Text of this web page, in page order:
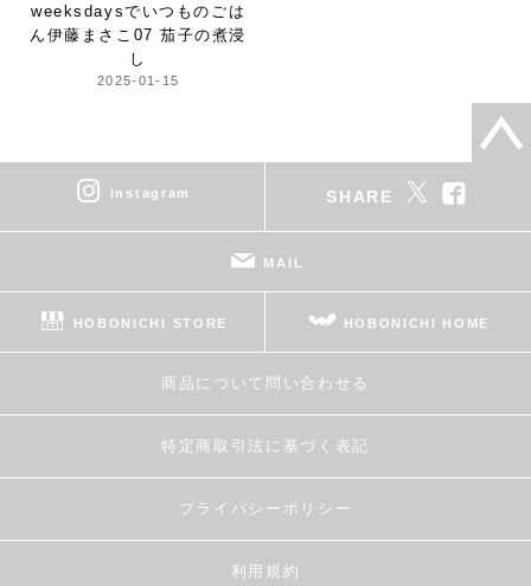
weeksdaysで いつものごは
ん 伊藤まさこ 07 茄子の煮浸
し
2025-01-15
instagram SHARE
MAIL
HOBONICHI STORE HOBONICHI HOME
商品について問い合わせる
特定商取引法に基づく表記
プライバシーポリシー
利用規約